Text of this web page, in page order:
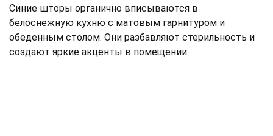
Синие шторы органично вписываются в
белоснежную кухню с матовым гарнитуром и
обеденным столом. Они разбавляют стерильность и
создают яркие акценты в помещении.